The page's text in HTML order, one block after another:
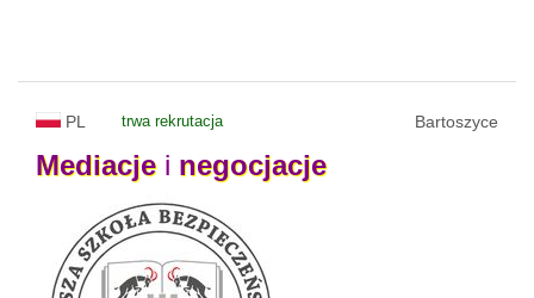
PL trwa rekrutacja Bartoszyce
Mediacjei negocjacje